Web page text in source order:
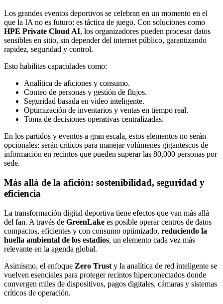
Los grandes eventos deportivos se celebran en un momento en el
que la IA no es futuro: es táctica de juego. Con soluciones como
HPE Private Cloud AI, los organizadores pueden procesar datos
sensibles en sitio, sin depender del internet público, garantizando
rapidez, seguridad y control.
Esto habilitas capacidades como:
Analítica de aficiones y consumo.
Conteo de personas y gestión de flujos.
Seguridad basada en video inteligente.
Optimización de inventarios y ventas en tiempo real.
Toma de decisiones operativas centralizadas.
En los partidos y eventos a gran escala, estos elementos no serán
opcionales: serán críticos para manejar volúmenes gigantescos de
información en recintos que pueden superar las 80,000 personas por
sede.
Más allá de la afición: sostenibilidad, seguridad y
eficiencia
La transformación digital deportiva tiene efectos que van más allá
del fan. A través de GreenLake es posible operar centros de datos
compactos, eficientes y con consumo optimizado, reduciendo la
huella ambiental de los estadios, un elemento cada vez más
relevante en la agenda global.
Asimismo, el enfoque Zero Trust y la analítica de red inteligente se
vuelven esenciales para proteger recintos hiperconectados donde
convergen miles de dispositivos, pagos digitales, cámaras y sistemas
críticos de operación.